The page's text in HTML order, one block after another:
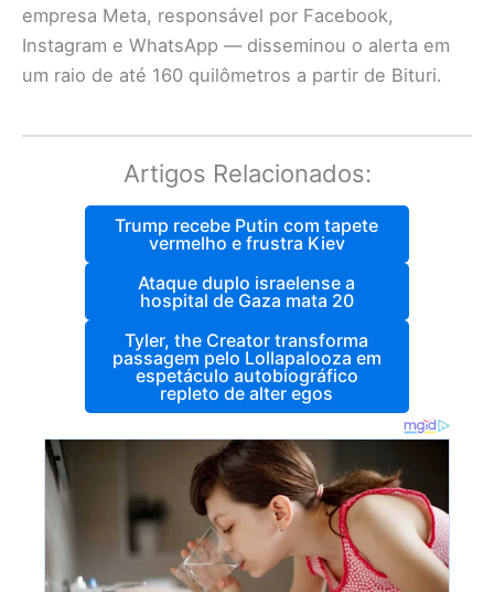
empresa Meta, responsável por Facebook,
Instagram e WhatsApp — disseminou o alerta em
um raio de até 160 quilômetros a partir de Bituri.
Artigos Relacionados:
Trump recebe Putin com tapete
vermelho e frustra Kiev
Ataque duplo israelense a
hospital de Gaza mata 20
Tyler, the Creator transforma
passagem pelo Lollapalooza em
espetáculo autobiográfico
repleto de alter egos